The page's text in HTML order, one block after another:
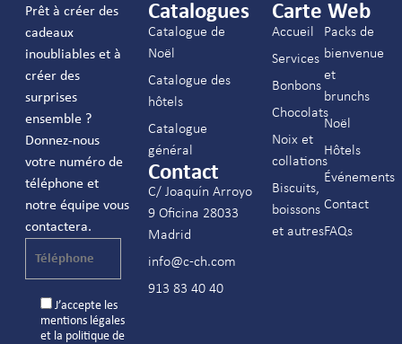
Prêt à créer des
cadeaux
inoubliables et à
créer des
surprises
ensemble ?
Donnez-nous
votre numéro de
téléphone et
notre équipe vous
contactera.
J’accepte les
mentions légales
et la politique de
Catalogues
Catalogue de
Noël
Catalogue des
hôtels
Catalogue
général
Contact
C/ Joaquín Arroyo
9 Oficina 28033
Madrid
info@c-ch.com
913 83 40 40
Carte Web
Accueil
Services
Bonbons
Chocolats
Noix et
collations
Biscuits,
boissons
et autres
Packs de
bienvenue
et
brunchs
Noël
Hôtels
Événements
Contact
FAQs